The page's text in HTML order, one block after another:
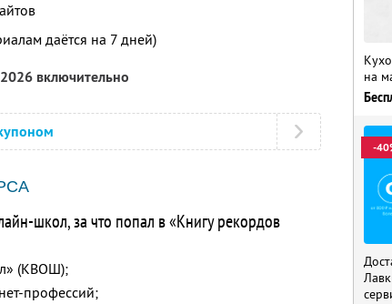
даётся на 7 дней)
включительно
школ, за что попал в «Книгу рекордов
(КВОШ);
профессий;
на
-